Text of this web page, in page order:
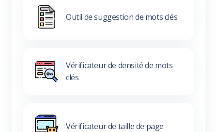
Outil de suggestion de mots clés
Vérificateur de densité de mots-
clés
Vérificateur de taille de page